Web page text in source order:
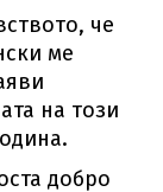
че
ме
на този
добро